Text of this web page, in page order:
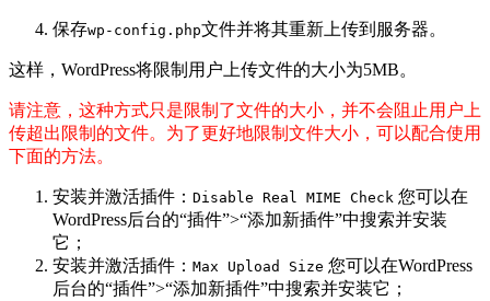
保存wp-config.php文件并将其重新上传到服务器。
这样，WordPress将限制用户上传文件的大小为5MB。
请注意，这种方式只是限制了文件的大小，并不会阻止用户上
传超出限制的文件。为了更好地限制文件大小，可以配合使用
下面的方法。
安装并激活插件： Disable Real MIME Check 您可以在
WordPress后台的“插件”>“添加新插件”中搜索并安装
它；
安装并激活插件： Max Upload Size 您可以在WordPress
后台的“插件”>“添加新插件”中搜索并安装它；